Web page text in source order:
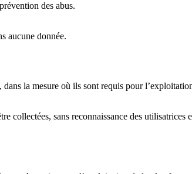
des abus.
aucune donnée.
la mesure où ils sont requis pour
collectées, sans reconnaissance des